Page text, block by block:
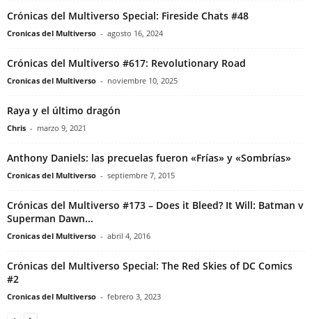
Crónicas del Multiverso Special: Fireside Chats #48
Cronicas del Multiverso - agosto 16, 2024
Crónicas del Multiverso #617: Revolutionary Road
Cronicas del Multiverso - noviembre 10, 2025
Raya y el último dragón
Chris - marzo 9, 2021
Anthony Daniels: las precuelas fueron «Frías» y «Sombrías»
Cronicas del Multiverso - septiembre 7, 2015
Crónicas del Multiverso #173 – Does it Bleed? It Will: Batman v
Superman Dawn...
Cronicas del Multiverso - abril 4, 2016
Crónicas del Multiverso Special: The Red Skies of DC Comics
#2
Cronicas del Multiverso - febrero 3, 2023